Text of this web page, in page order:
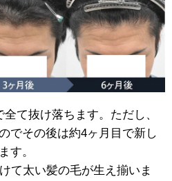
て抜け落ちます。ただし、
でその後は約4ヶ月目で新し
す。
て太い髪の毛が生え揃いま